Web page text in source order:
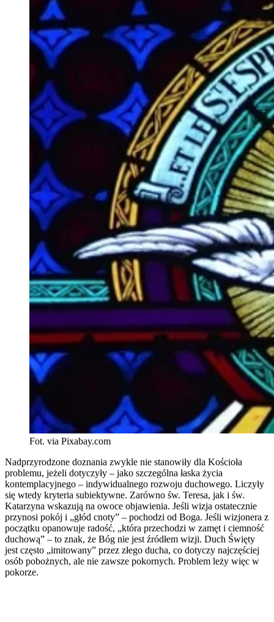
Fot. via Pixabay.com
Nadprzyrodzone doznania zwykle nie stanowiły dla Kościoła
problemu, jeżeli dotyczyły – jako szczególna łaska życia
kontemplacyjnego – indywidualnego rozwoju duchowego. Liczyły
się wtedy kryteria subiektywne. Zarówno św. Teresa, jak i św.
Katarzyna wskazują na owoce objawienia. Jeśli wizja ostatecznie
przynosi pokój i „głód cnoty” – pochodzi od Boga. Jeśli wizjonera z
początku opanowuje radość, „która przechodzi w zamęt i ciemność
duchową” – to znak, że Bóg nie jest źródłem wizji. Duch Święty
jest często „imitowany” przez złego ducha, co dotyczy najczęściej
osób pobożnych, ale nie zawsze pokornych. Problem leży więc w
pokorze.